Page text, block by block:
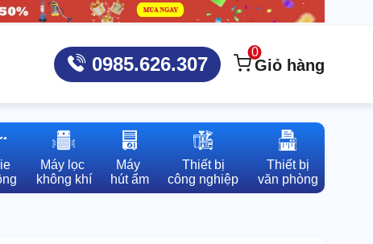
0985.626.307
0
Giỏ hàng
Máy lọc
không khí
Máy
hút ẩm
Thiết bị
công nghiệp
Thiết bị
văn phòng